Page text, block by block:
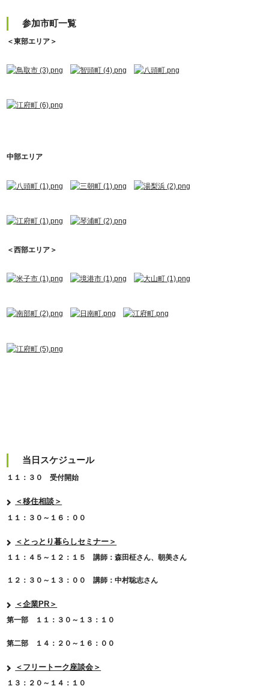
参加市町一覧
＜東部エリア＞
中部エリア
＜西部エリア＞
当日スケジュール
１１：３０ 受付開始
＜移住相談＞
１１：３０～１６：００
＜とっとり暮らしセミナー＞
１１：４５～１２：１５ 講師：森田柾さん、朝美さん
１２：３０～１３：００ 講師：中村聡志さん
＜企業PR＞
第一部 １１：３０～１３：１０
第二部 １４：２０～１６：００
＜フリートーク座談会＞
１３：２０～１４：１０